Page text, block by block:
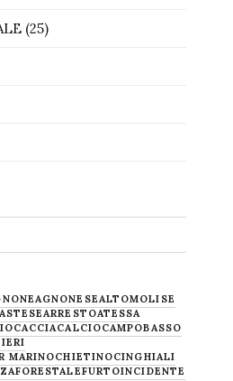
(25)
AGNONESEALTOMOLISE
ARRESTOATESSA
CACCIACALCIOCAMPOBASSO
MARINOCHIETINOCINGHIALI
FORESTALEFURTOINCIDENTE